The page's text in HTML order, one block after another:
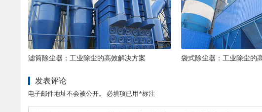
滤筒除尘器：工业除尘的高效解决方案 袋式除尘器：工业除尘的
发表评论
电子邮件地址不会被公开。 必填项已用*标注